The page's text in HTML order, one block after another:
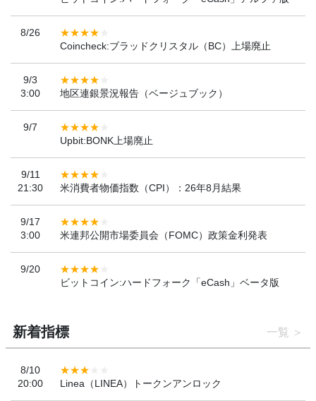
8/26
Coincheck:ブラッドクリスタル（BC）上場廃止
9/3
3:00
地区連銀景況報告（ベージュブック）
9/7
Upbit:BONK上場廃止
9/11
21:30
米消費者物価指数（CPI）：26年8月結果
9/17
3:00
米連邦公開市場委員会（FOMC）政策金利発表
9/20
ビットコイン:ハードフォーク「eCash」ベータ版
新着指標 一覧
8/10
20:00
Linea（LINEA）トークンアンロック